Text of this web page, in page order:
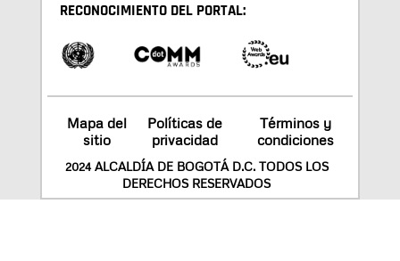
RECONOCIMIENTO DEL PORTAL:
Mapa del
sitio
Políticas de
privacidad
Términos y
condiciones
2024 ALCALDÍA DE BOGOTÁ D.C. TODOS LOS
DERECHOS RESERVADOS